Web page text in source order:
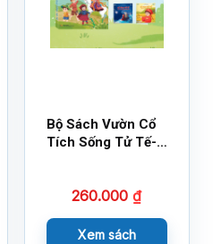
Bộ Sách Vườn Cổ
Tích Sống Tử Tế-
260.000₫
Xem sách